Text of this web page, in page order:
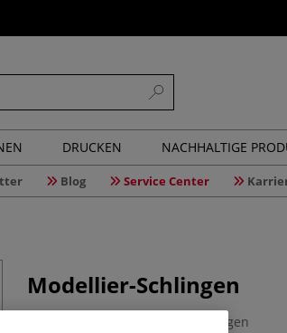
DRUCKEN NACHHALTIGE
Blog Service Center
Modellier-Schlingen
0 Bewertungen